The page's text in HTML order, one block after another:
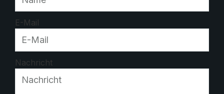
E-Mail
Nachricht